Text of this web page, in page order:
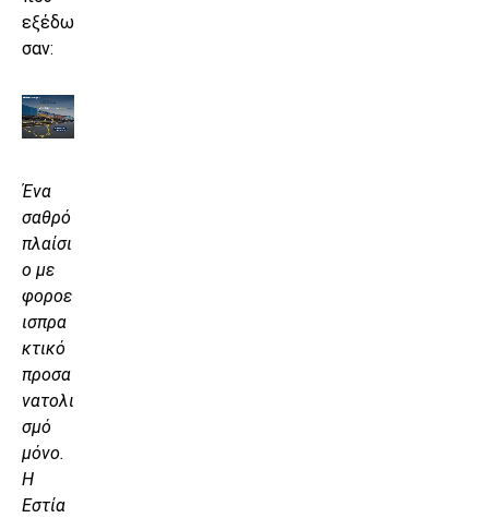
εξέδω
σαν:
Ένα
σαθρό
πλαίσι
ο με
φοροε
ισπρα
κτικό
προσα
νατολι
σμό
μόνο.
Η
Εστία